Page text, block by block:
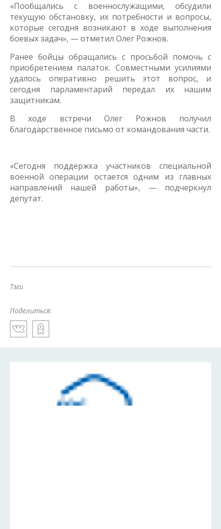
«Пообщались с военнослужащими, обсудили
текущую обстановку, их потребности и вопросы,
которые сегодня возникают в ходе выполнения
боевых задач», — отметил Олег Рожнов.
Ранее бойцы обращались с просьбой помочь с
приобретением палаток. Совместными усилиями
удалось оперативно решить этот вопрос, и
сегодня парламентарий передал их нашим
защитникам.
В ходе встречи Олег Рожнов получил
благодарственное письмо от командования части.
«Сегодня поддержка участников специальной
военной операции остается одним из главных
направлений нашей работы», — подчеркнул
депутат.
Тэги
Поделиться: